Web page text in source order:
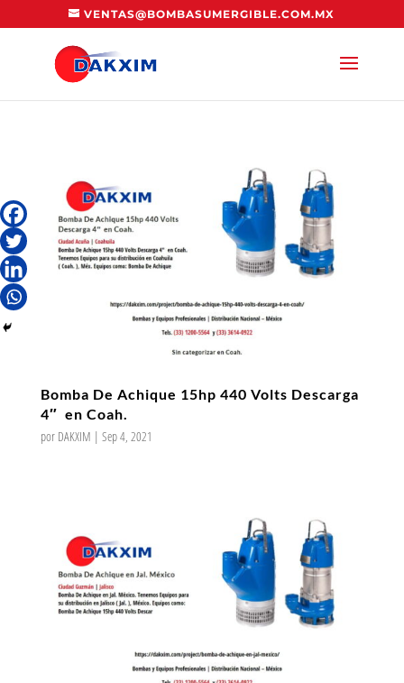
VENTAS@BOMBASUMERGIBLE.COM.MX
Bomba De Achique 15hp 440 Volts Descarga
4″ en Coah.
por DAKXIM | Sep 4, 2021